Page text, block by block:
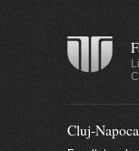
Cluj-Napoca